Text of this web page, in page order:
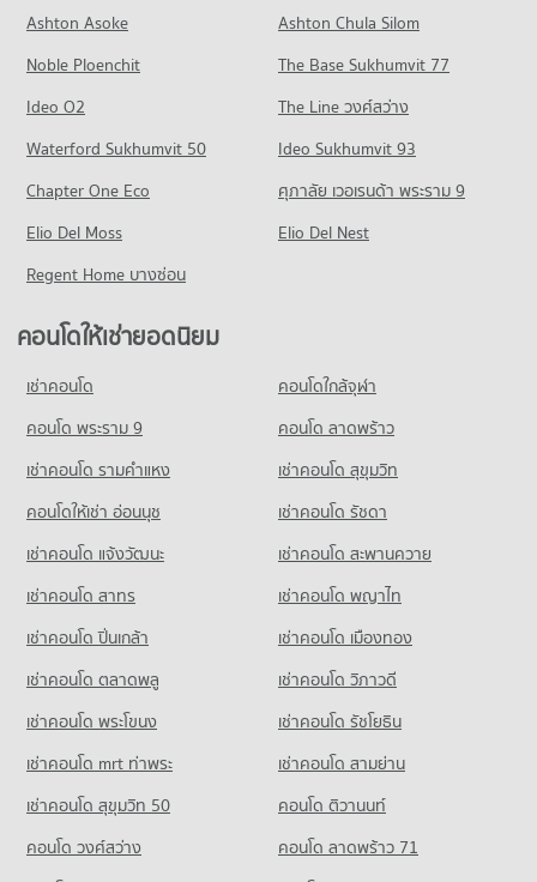
คอนโด วิทยาลัยพณิชยการอินทราชัย
242 โครงการ
คอนโดให้เช่า วิทยาลัยพณิชยการอินทราชัย
มีคอนโดให้เช่า 5,609 ประกาศ
ขายคอนโด วิทยาลัยพณิชยการอินทราชัย
มีคอนโดขาย 2,644 ประกาศ
คอนโด ม.รัตนบัณฑิต (อาแบค)
มีคอนโดให้เช่า 3,039 ประกาศ
ขายคอนโด ม.รัตนบัณฑิต (อาแบค)
มีคอนโดขาย 1,441 ประกาศ
คอนโด รร.บดินทรเดชา (สิงห์ สิงหเสนี)
มีคอนโดให้เช่า 1,150 ประกาศ
ขายคอนโด รร.บดินทรเดชา (สิงห์ สิงหเสนี)
มีคอนโดขาย 238 ประกาศ
275 โครงการ
คอนโดให้เช่า รร.คลองกะจะ
มีคอนโดขาย 2,421 ประกาศ
คอนโด รร.อุดมเกษมบริหารธุรกิจ
231 โครงการ
คอนโดให้เช่า รร.อุดมเกษมบริหารธุรกิจ
ขายคอนโด เมเจอร์ ฮอลลีวูด รามคำแหง
266 โครงการ
คอนโดให้เช่า เดอะ มอลล์ 2 รามคำแหง
มีคอนโดขาย 2,668 ประกาศ
คอนโด เดอะ มอลล์ 3 รามคำแหง
คอนโดให้เช่า เดอะ มอลล์ 3 รามคำแหง
มีคอนโดให้เช่า 6,803 ประกาศ
มีคอนโดขาย 2,813 ประกาศ
คอนโด ตลาดสดแฮปปี้แลนด์
223 โครงการ
คอนโดให้เช่า ตลาดสดแฮปปี้แลนด์
มีคอนโดให้เช่า 2,745 ประกาศ
ขายคอนโด ตลาดสดแฮปปี้แลนด์
มีคอนโดขาย 1,179 ประกาศ
คอนโด เทสโก้โลตัส บางกะปิ
คอนโดให้เช่า เทสโก้โลตัส บางกะปิ
มีคอนโดให้เช่า 3,096 ประกาศ
ขายคอนโด เทสโก้โลตัส บางกะปิ
มีคอนโดขาย 1,489 ประกาศ
คอนโดให้เช่า ถนนรามคำแหง
มีคอนโดให้เช่า 4,478 ประกาศ
ขายคอนโด ถนนรามคำแหง
มีคอนโดขาย 1,740 ประกาศ
คอนโด ถนนลาดพร้าว
มีคอนโดให้เช่า 11,536 ประกาศ
ขายคอนโด ถนนลาดพร้าว
มีคอนโดขาย 4,442 ประกาศ
คอนโด ตะวันนา
มีคอนโดให้เช่า 3,431 ประกาศ
ขายคอนโด ตะวันนา
มีคอนโดขาย 1,623 ประกาศ
251 โครงการ
คอนโดให้เช่า รพ.เวชธานี
มีคอนโดขาย 1,619 ประกาศ
คอนโด รพ.สมิติเวช ศรีนครินทร์
257 โครงการ
คอนโดให้เช่า รพ.สมิติเวช ศรีนครินทร์
มีคอนโดให้เช่า 4,284 ประกาศ
ขายคอนโด รพ.สมิติเวช ศรีนครินทร์
มีคอนโดขาย 1,696 ประกาศ
Ashton Asoke
Ashton Chula Silom
Noble Ploenchit
The Base Sukhumvit 77
Ideo O2
The Line วงศ์สว่าง
Waterford Sukhumvit 50
Ideo Sukhumvit 93
Chapter One Eco
ศุภาลัย เวอเรนด้า พระราม 9
Elio Del Moss
Elio Del Nest
Regent Home บางซ่อน
คอนโดให้เช่ายอดนิยม
เช่าคอนโด
คอนโดใกล้จุฬา
คอนโด พระราม 9
คอนโด ลาดพร้าว
เช่าคอนโด รามคําแหง
เช่าคอนโด สุขุมวิท
คอนโดให้เช่า อ่อนนุช
เช่าคอนโด รัชดา
เช่าคอนโด แจ้งวัฒนะ
เช่าคอนโด สะพานควาย
เช่าคอนโด สาทร
เช่าคอนโด พญาไท
เช่าคอนโด ปิ่นเกล้า
เช่าคอนโด เมืองทอง
เช่าคอนโด ตลาดพลู
เช่าคอนโด วิภาวดี
เช่าคอนโด พระโขนง
เช่าคอนโด รัชโยธิน
เช่าคอนโด mrt ท่าพระ
เช่าคอนโด สามย่าน
เช่าคอนโด สุขุมวิท 50
คอนโด ติวานนท์
คอนโด วงศ์สว่าง
คอนโด ลาดพร้าว 71